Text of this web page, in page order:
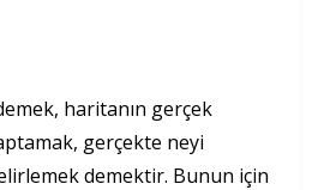
haritanın gerçek
gerçekte neyi
demektir. Bunun için